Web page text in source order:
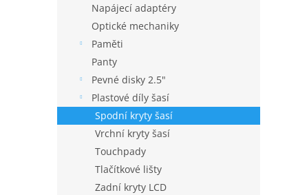
Napájecí adaptéry
Optické mechaniky
Paměti
Panty
Pevné disky 2.5"
Plastové díly šasí
Spodní kryty šasí
Vrchní kryty šasí
Touchpady
Tlačítkové lišty
Zadní kryty LCD